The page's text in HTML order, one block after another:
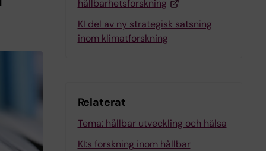
hållbarhetsforskning
KI del av ny strategisk satsning
inom klimatforskning
Relaterat
Tema: hållbar utveckling och hälsa
KI:s forskning inom hållbar